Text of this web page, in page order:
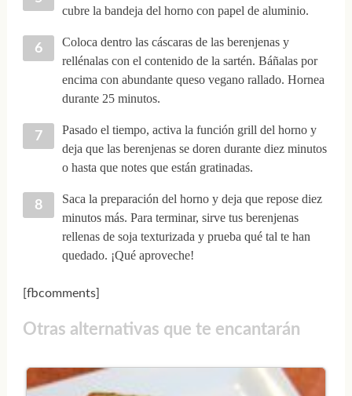
cubre la bandeja del horno con papel de aluminio.
Coloca dentro las cáscaras de las berenjenas y
rellénalas con el contenido de la sartén. Báñalas por
encima con abundante queso vegano rallado. Hornea
durante 25 minutos.
Pasado el tiempo, activa la función grill del horno y
deja que las berenjenas se doren durante diez minutos
o hasta que notes que están gratinadas.
Saca la preparación del horno y deja que repose diez
minutos más. Para terminar, sirve tus berenjenas
rellenas de soja texturizada y prueba qué tal te han
quedado. ¡Qué aproveche!
[fbcomments]
Otras alternativas que te encantarán